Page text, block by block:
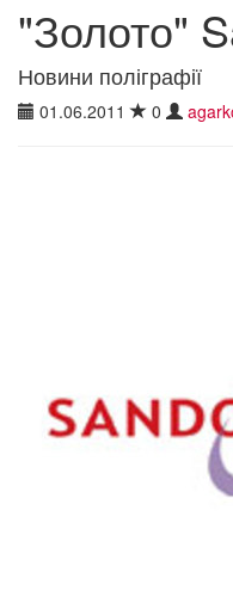
"Золото"
Новини поліграфії
01.06.2011 0